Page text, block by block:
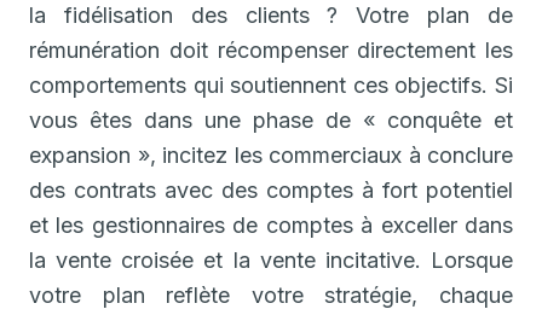
la fidélisation des clients ? Votre plan de
rémunération doit récompenser directement les
comportements qui soutiennent ces objectifs. Si
vous êtes dans une phase de « conquête et
expansion », incitez les commerciaux à conclure
des contrats avec des comptes à fort potentiel
et les gestionnaires de comptes à exceller dans
la vente croisée et la vente incitative. Lorsque
votre plan reflète votre stratégie, chaque